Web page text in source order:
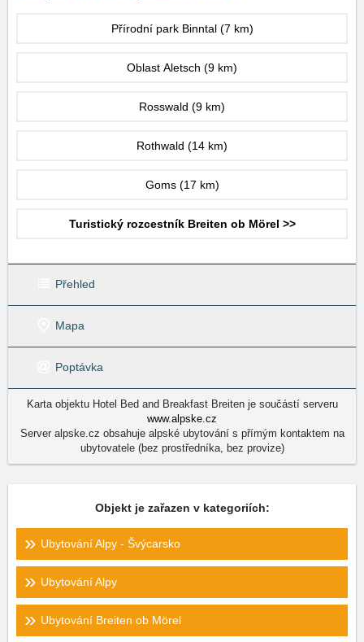
Přírodní park Binntal (7 km)
Oblast Aletsch (9 km)
Rosswald (9 km)
Rothwald (14 km)
Goms (17 km)
Turistický rozcestník Breiten ob Mörel >>
Přehled
Mapa
Poptávka
Karta objektu Hotel Bed and Breakfast Breiten je součástí serveru
www.alpske.cz
Server alpske.cz obsahuje alpské ubytování s přímým kontaktem na
ubytovatele (bez prostředníka, bez provize)
Objekt je zařazen v kategoriích:
Ubytování Alpy - Švýcarsko
Ubytování Alpy
Ubytování Breiten ob Mörel